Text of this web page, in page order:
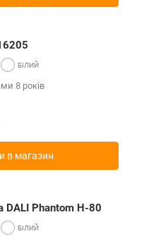
8 років
в магазин
DALI Phantom H-80